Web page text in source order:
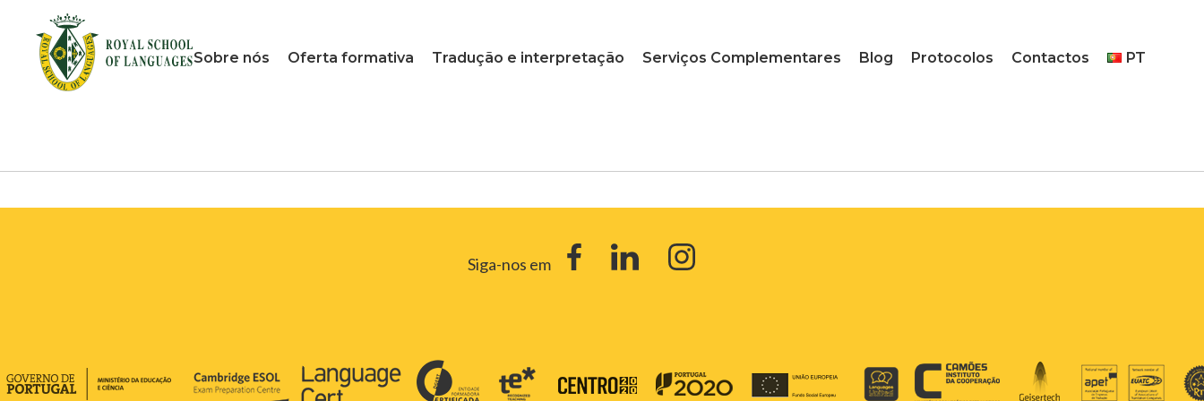
Sobre nós Oferta formativa Tradução e interpretação Serviços Complementares Blog Protocolos Contactos PT
Siga-nos em